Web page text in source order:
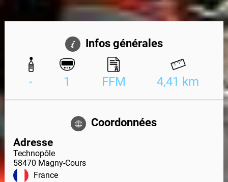
Infos générales
- 1 FFM 4,41 km
Coordonnées
Adresse
Technopôle
58470 Magny-Cours
France